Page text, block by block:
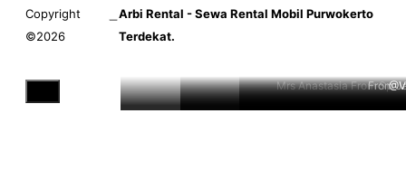
Mrs Anastasia FromFrom
Copyright
©2026
Arbi Rental - Sewa Rental Mobil Purwokerto
Terdekat.
Close